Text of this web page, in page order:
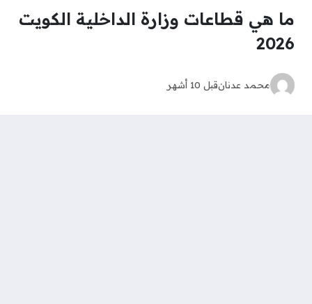
ما هي قطاعات وزارة الداخلية الكويت
2026
محمد عدنانقبل 10 أشهر